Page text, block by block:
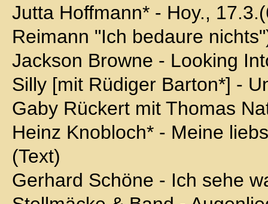
Jutta Hoffmann* - Hoy.,
Reimann "Ich bedaure
Jackson Browne - Looking
Silly [mit Rüdiger Barton*] -
Gaby Rückert mit Thomas
Heinz Knobloch* - Meine
(Text)
Gerhard Schöne - Ich sehe